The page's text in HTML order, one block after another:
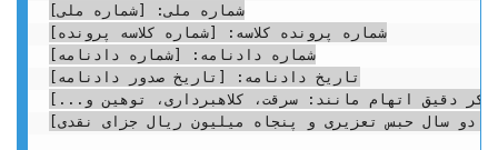
شماره ملی: [شماره ملی]
شماره پرونده کلاسه: [شماره کلاسه پرونده]
شماره دادنامه: [شماره دادنامه]
تاریخ دادنامه: [تاریخ صدور دادنامه]
دقیق اتهام مانند: سرقت، کلاهبرداری، توهین و...]
دو سال حبس تعزیری و پنجاه میلیون ریال جزای نقدی]